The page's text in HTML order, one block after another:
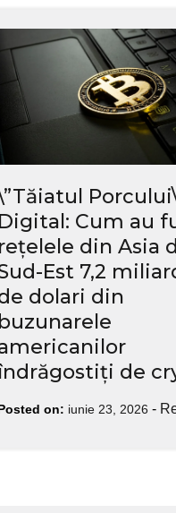
Digital: Cum au
rețelele din Asia
Est 7,2
dolari din
buzunarele
de
on: iunie 23, 2026 -